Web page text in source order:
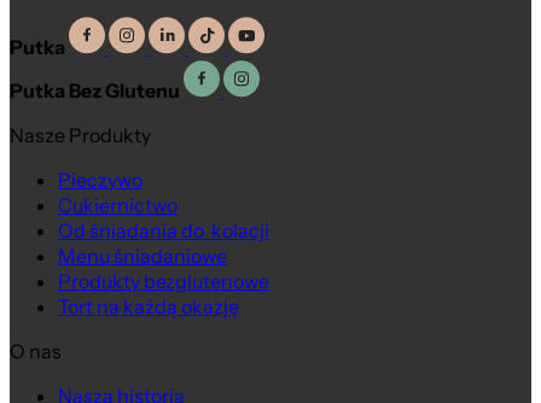
Putka
Putka Bez Glutenu
Nasze Produkty
Pieczywo
Cukiernictwo
Od śniadania do kolacji
Menu śniadaniowe
Produkty bezglutenowe
Tort na każdą okazję
O nas
Nasza historia